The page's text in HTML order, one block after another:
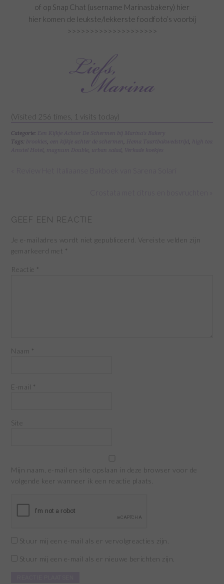
of op Snap Chat (username Marinasbakery) hier
hier komen de leukste/lekkerste foodfoto’s voorbij
>>>>>>>>>>>>>>>>>>>>
(Visited 256 times, 1 visits today)
Categorie: Een Kijkje Achter De Schermen bij Marina's Bakery
Tags: brookies, een kijkje achter de schermen, Hema Taartbakwedstrijd, high tea
Amstel Hotel, magnum Double, urban salad, Verkade koekjes
GEEF EEN REACTIE
Je e-mailadres wordt niet gepubliceerd. Vereiste velden zijn
gemarkeerd met *
Reactie *
Naam *
E-mail *
Site
Mijn naam, e-mail en site opslaan in deze browser voor de
volgende keer wanneer ik een reactie plaats.
Stuur mij een e-mail als er vervolgreacties zijn.
Stuur mij een e-mail als er nieuwe berichten zijn.